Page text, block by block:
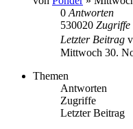
0 Antworten
530020 Zugriffe
Letzter Beitrag
Mittwoch 30.
Themen
Antworten
Zugriffe
Letzter Beitrag